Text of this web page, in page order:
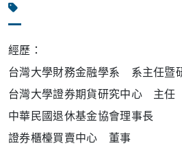
經歷：
台灣大學財務金融學系 系主任暨
台灣大學證券期貨研究中心 主任
中華民國退休基金協會理事長
證券櫃檯買賣中心 董事